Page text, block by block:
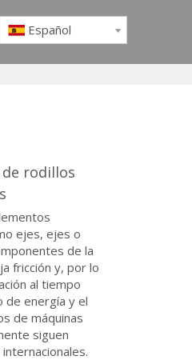
Español
rodillos
ejes, ejes o
de la
fricción y, por lo
al tiempo
de energía y el
de máquinas
siguen